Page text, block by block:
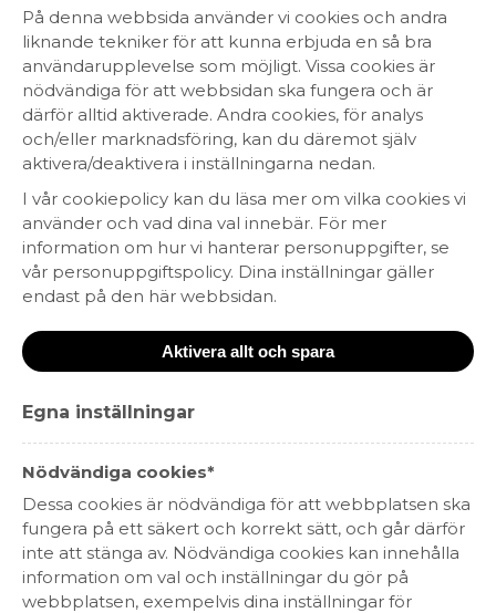
Cabernet Sauvignon är en ikonisk druva, känd för
sina fylliga och smakrika viner med toner av svarta
vinbär, mörka bär och en hint av ceder och kryddor.
Hos The Wine Team erbjuder vi ett exklusivt urval av
Cabernet Sauvignon-viner som kombinerar kraft
med elegans. Perfekta till grillat kött, lamm och
smakrika ostar, dessa viner är en given favorit för
RÖTT VIN VITT VIN
CHAMPAGNE
MOUSSERANDE
ROSÉVIN
Fairtrade
Fair´n Green
WIETA
På denna webbsida använder vi cookies och andra
liknande tekniker för att kunna erbjuda en så bra
användarupplevelse som möjligt. Vissa cookies är
nödvändiga för att webbsidan ska fungera och är
därför alltid aktiverade. Andra cookies, för analys
och/eller marknadsföring, kan du däremot själv
aktivera/deaktivera i inställningarna nedan.
I vår cookiepolicy kan du läsa mer om vilka cookies vi
använder och vad dina val innebär. För mer
information om hur vi hanterar personuppgifter, se
vår personuppgiftspolicy. Dina inställningar gäller
endast på den här webbsidan.
Aktivera allt och spara
Egna inställningar
Nödvändiga cookies*
Dessa cookies är nödvändiga för att webbplatsen ska
fungera på ett säkert och korrekt sätt, och går därför
inte att stänga av. Nödvändiga cookies kan innehålla
information om val och inställningar du gör på
webbplatsen, exempelvis dina inställningar för